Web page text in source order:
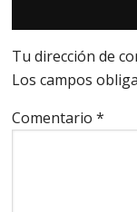
Tu dirección de
Los campos
Comentario*